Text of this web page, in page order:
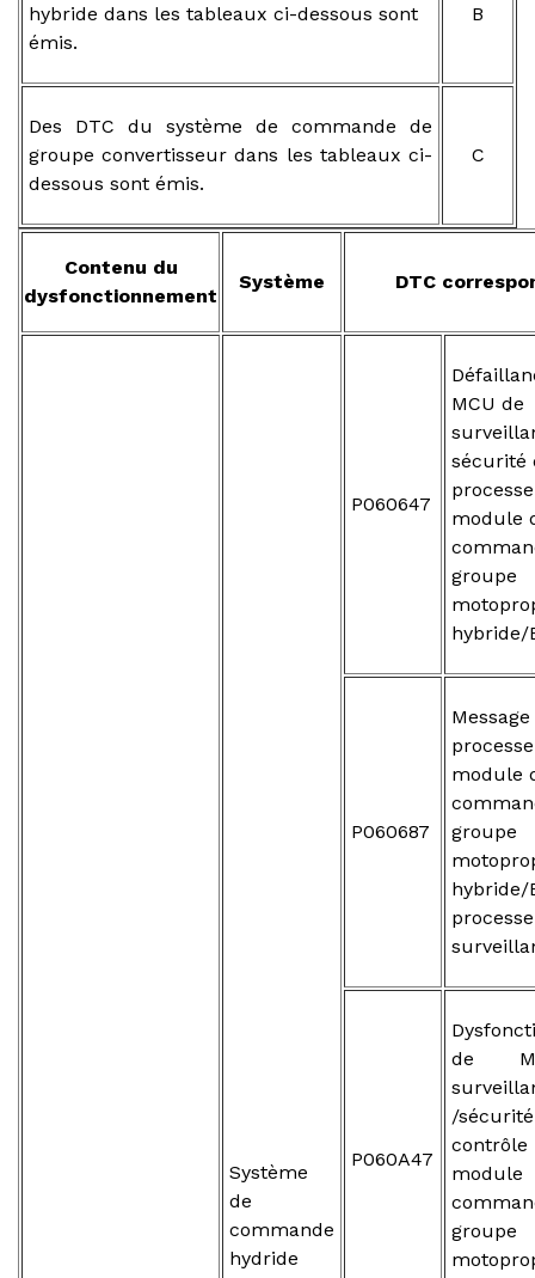
hybride dans les tableaux ci-dessous sont
émis.
B
Des DTC du système de commande de
groupe convertisseur dans les tableaux ci-
dessous sont émis.
C
Contenu du
dysfonctionnement
Système DTC
Système
de
commande
hydride
P060647
MCU de
sécurité
module
groupe
hybride/
P060687
module
groupe
hybride/
P060A47
de
/
groupe